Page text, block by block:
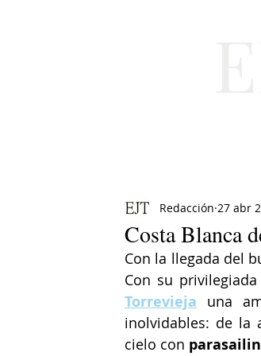
Costa Blanca
Redacción 27 abr
Con la llegada del
Con su
Torrevieja una
inolvidables: de la
cielo con